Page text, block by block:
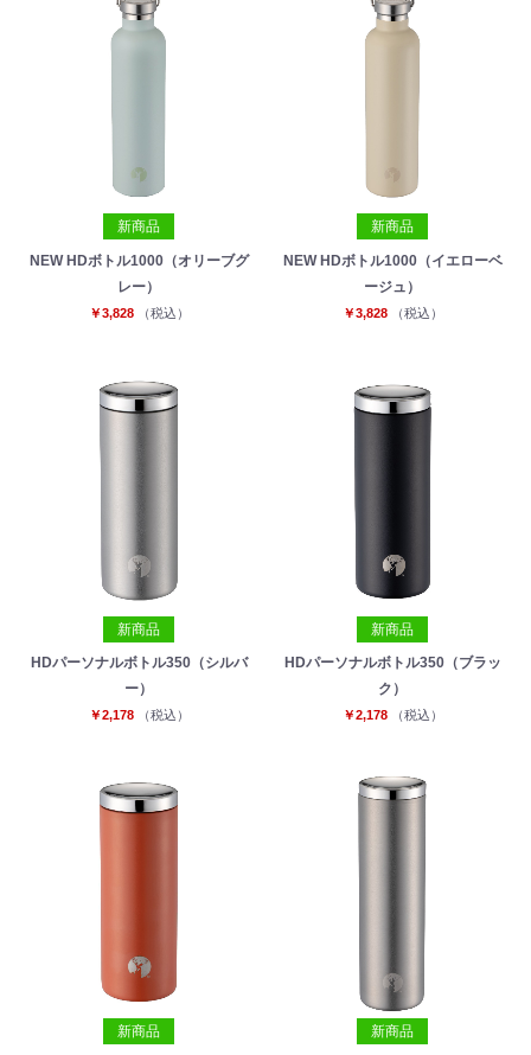
新商品
NEW HDボトル1000（オリーブグ
レー）
￥3,828 （税込）
新商品
NEW HDボトル1000（イエローベ
ージュ）
￥3,828 （税込）
新商品
HDパーソナルボトル350（シルバ
ー）
￥2,178 （税込）
新商品
HDパーソナルボトル350（ブラッ
ク）
￥2,178 （税込）
新商品 新商品